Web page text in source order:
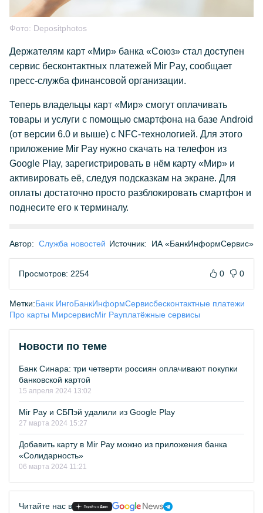
Фото: Depositphotos
Держателям карт «Мир» банка «Союз» стал доступен
сервис бесконтактных платежей Mir Pay, сообщает
пресс-служба финансовой организации.
Теперь владельцы карт «Мир» смогут оплачивать
товары и услуги с помощью смартфона на базе Android
(от версии 6.0 и выше) с NFC-технологией. Для этого
приложение Mir Pay нужно скачать на телефон из
Google Play, зарегистрировать в нём карту «Мир» и
активировать её, следуя подсказкам на экране. Для
оплаты достаточно просто разблокировать смартфон и
поднесите его к терминалу.
Автор: Служба новостей Источник: ИА «БанкИнформСервис»
Просмотров: 2254 0 0
Метки:Банк ИнгоБанкИнформСервисбесконтактные платежи
Про карты МирсервисMir Payплатёжные сервисы
Новости по теме
Банк Синара: три четверти россиян оплачивают покупки
банковской картой
15 апреля 2024 13:02
Mir Pay и СБПэй удалили из Google Play
27 марта 2024 15:27
Добавить карту в Mir Pay можно из приложения банка
«Солидарность»
06 марта 2024 11:21
Читайте нас в